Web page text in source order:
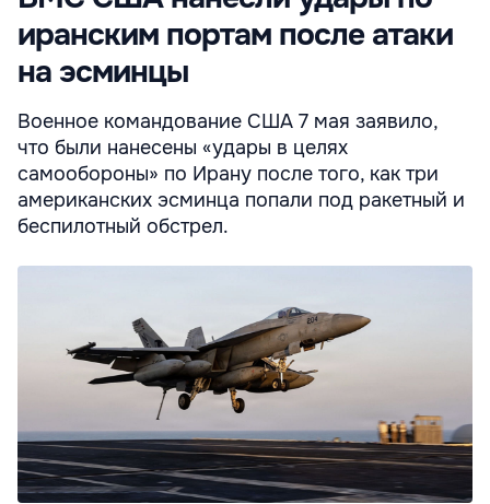
иранским портам после атаки
на эсминцы
Военное командование США 7 мая заявило,
что были нанесены «удары в целях
самообороны» по Ирану после того, как три
американских эсминца попали под ракетный и
беспилотный обстрел.